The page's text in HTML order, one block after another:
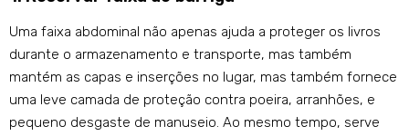
Uma faixa abdominal não apenas ajuda a proteger os livros
durante o armazenamento e transporte, mas também
mantém as capas e inserções no lugar, mas também fornece
uma leve camada de proteção contra poeira, arranhões, e
pequeno desgaste de manuseio. Ao mesmo tempo, serve